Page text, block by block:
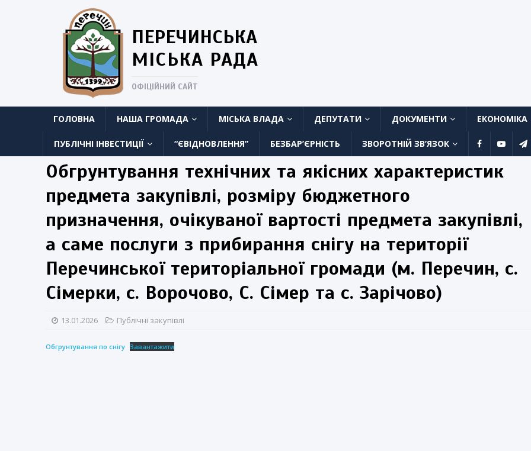
ПЕРЕЧИНСЬКА
МІСЬКА РАДА
ОФІЦІЙНИЙ САЙТ
ГОЛОВНА НАША ГРОМАДА МІСЬКА ВЛАДА ДЕПУТАТИ ДОКУМЕНТИ ЕКОНОМІКА
ПУБЛІЧНІ ІНВЕСТИЦІЇ “ЄВІДНОВЛЕННЯ” БЕЗБАР’ЄРНІСТЬ ЗВОРОТНІЙ ЗВ’ЯЗОК
Обгрунтування технічних та якісних характеристик
предмета закупівлі, розміру бюджетного
призначення, очікуваної вартості предмета закупівлі,
а саме послуги з прибирання снігу на території
Перечинської територіальної громади (м. Перечин, с.
Сімерки, с. Ворочово, С. Сімер та с. Зарічово)
13.01.2026 Публічні закупівлі
Обгрунтування по снігу Завантажити